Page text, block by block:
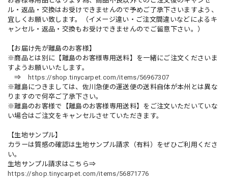
ル・返品・交換はお受けできませんので予めご了承下さいますよう、
宜しくお願い致します。（イメージ違い・ご注文間違いなどによるキ
ャンセル・返品・交換もお受けできませんのでご留意下さい。）
【お届け先が離島のお客様】
※商品とは別に【離島のお客様専用送料】を一緒にご注文くださいま
すようお願いいたします。
⇒
https://shop.tinycarpet.com/items/56967307
※離島につきましては、佐川急便の運送便の送料自体が本州とは異な
りますので何卒ご了承下さい。
※離島のお客様で【離島のお客様専用送料】をご注文いただいていな
い場合はご注文をキャンセルさせていただきます。
【生地サンプル】
カラーは質感の確認は生地サンプル請求（有料）をぜひご利用くださ
い。
生地サンプル請求はこちら⇒
https://shop.tinycarpet.com/items/56871776